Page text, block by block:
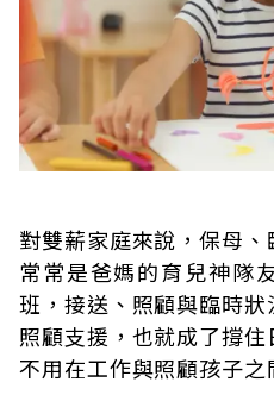
對雙薪家庭來說，保母、
常常是爸媽的育兒神隊
班，接送、照顧與臨時
照顧支援，也就成了撐
不用在工作與照顧孩子之